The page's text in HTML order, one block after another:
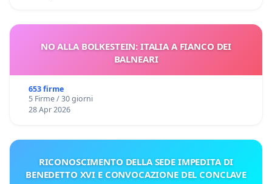
NO ALLA BOLKESTEIN: ITALIA A FIANCO DEI
BALNEARI
653 firme
5 Firme / 30 giorni
28 Apr 2026
RICONOSCIMENTO DELLA SEDE IMPEDITA DI
BENEDETTO XVI E CONVOCAZIONE DEL CONCLAVE